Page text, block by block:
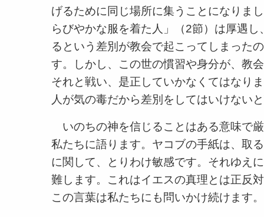
げるために同じ場所に集うことになりま
らびやかな服を着た人」（2節）は厚遇
るという差別が教会で起こってしまった
す。しかし、この世の慣習や身分が、教
それと戦い、是正していかなくてはなり
人が気の毒だから差別をしてはいけない
いのちの神を信じることはある意味で
私たちに語ります。ヤコブの手紙は、取
に関して、とりわけ敏感です。それゆえ
難します。これはイエスの真理とは正反
この言葉は私たちにも問いかけ続けます。